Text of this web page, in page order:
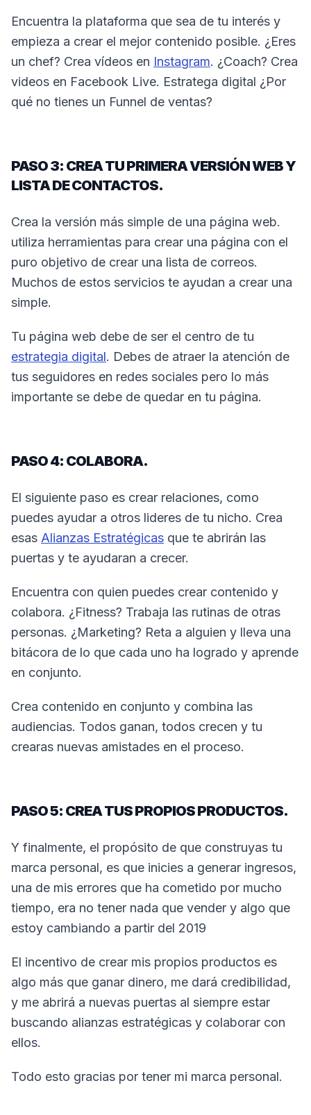
Encuentra la plataforma que sea de tu interés y
empieza a crear el mejor contenido posible. ¿Eres
un chef? Crea vídeos en Instagram. ¿Coach? Crea
videos en Facebook Live. Estratega digital ¿Por
qué no tienes un Funnel de ventas?
PASO 3: CREA TU PRIMERA VERSIÓN WEB Y
LISTA DE CONTACTOS.
Crea la versión más simple de una página web.
utiliza herramientas para crear una página con el
puro objetivo de crear una lista de correos.
Muchos de estos servicios te ayudan a crear una
simple.
Tu página web debe de ser el centro de tu
estrategia digital. Debes de atraer la atención de
tus seguidores en redes sociales pero lo más
importante se debe de quedar en tu página.
PASO 4: COLABORA.
El siguiente paso es crear relaciones, como
puedes ayudar a otros lideres de tu nicho. Crea
esas Alianzas Estratégicas que te abrirán las
puertas y te ayudaran a crecer.
Encuentra con quien puedes crear contenido y
colabora. ¿Fitness? Trabaja las rutinas de otras
personas. ¿Marketing? Reta a alguien y lleva una
bitácora de lo que cada uno ha logrado y aprende
en conjunto.
Crea contenido en conjunto y combina las
audiencias. Todos ganan, todos crecen y tu
crearas nuevas amistades en el proceso.
PASO 5: CREA TUS PROPIOS PRODUCTOS.
Y finalmente, el propósito de que construyas tu
marca personal, es que inicies a generar ingresos,
una de mis errores que ha cometido por mucho
tiempo, era no tener nada que vender y algo que
estoy cambiando a partir del 2019
El incentivo de crear mis propios productos es
algo más que ganar dinero, me dará credibilidad,
y me abrirá a nuevas puertas al siempre estar
buscando alianzas estratégicas y colaborar con
ellos.
Todo esto gracias por tener mi marca personal.